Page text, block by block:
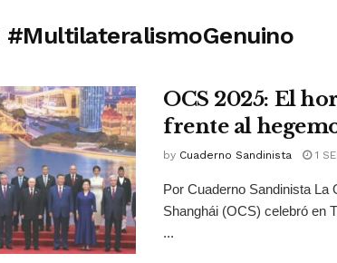
#MultilateralismoGenuino
OCS 2025: El
frente al
by Cuaderno Sandinista 1
Por Cuaderno Sandinista La
Shanghái (OCS) celebró en
...